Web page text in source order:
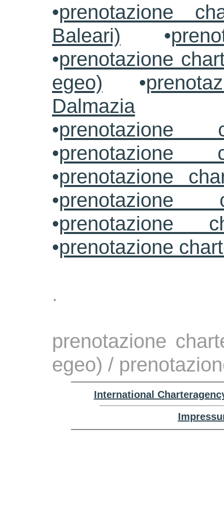
•prenotazione
Baleari) •
•prenotazione
egeo) •
Dalmazia
•prenotazione
•prenotazione
•prenotazione
•prenotazione
•prenotazione
•prenotazione
.
prenotazione
egeo) /
International